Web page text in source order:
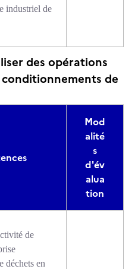
industriel de
des opérations
de
Mod
alité
s
d'év
alua
tion
de
déchets en